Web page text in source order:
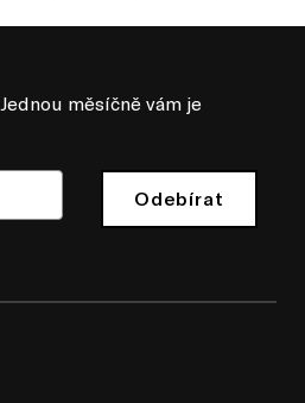
měsíčně vám je
Odebírat